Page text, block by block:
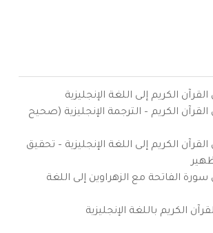
الكريم إلى اللغة الإنجليزية
الكريم – الترجمة الإنجليزية (صحيح
الكريم إلى اللغة الإنجليزية – تحقيق
الفاتحة مع الزهراوين إلى اللغة
الكريم باللغة الإنجليزية